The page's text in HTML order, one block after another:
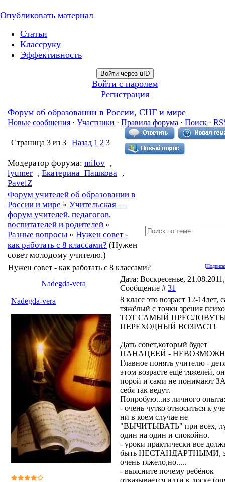
Опубликовать материал
Статьи
Классруку
Эффективность
Войти через uID
Войти с паролем
Регистрация
Форум об образовании в России, СНГ и мире
Новые сообщения · Участники · Правила форума · Поиск ·
Страница 3 из 3 Назад 1 2 3
Модератор форума: milov ,
lyumer , Екатерина_Пашкова ,
PavelZ
Форум учителей об образовании в
России и мире » Учительская —
форум учителей, педагогов,
воспитателей и родителей »
Разные вопросы » Нужен совет -
как работать с 8 классами? (Нужен
совет молодому учителю.)
[
Нужен совет - как работать с 8 классами?
Nadegda-vera
Дата: Воскресенье,
Сообщение # 31
Nadegda-vera
8 класс это возраст 12-14лет,
тяжёлый с точки зрения
ТОТ САМЫЙ
ПЕРЕХОДНЫЙ ВОЗРАСТ!
Дать совет,который будет
ПАНАЦЕЕЙ -
Главное понять учителю -
этом возрасте ещё тяжелей,
порой и сами не понимают
себя так ведут.
Попробую...из личного опыта:
- очень чутко относиться к
ни в коем случае не
"ВЫЧИТЫВАТЬ" при всех,
один на один и спокойно.
- уроки практически все
быть НЕСТАНДАРТНЫМИ,
очень тяжело,но.....
- выясните почему ребёнок
отказывается идти к доске